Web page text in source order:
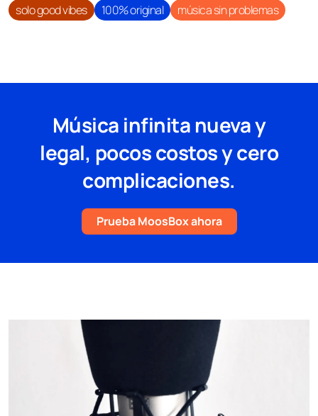
solo good vibes 100% original música sin problemas
Música infinita nueva y
legal, pocos costos y cero
complicaciones.
Prueba MoosBox ahora